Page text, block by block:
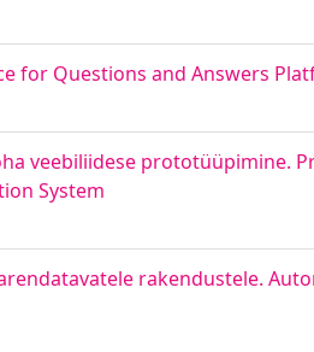
for Questions and Answers
veebiliidese prototüüpimine.
System
rakendustele.